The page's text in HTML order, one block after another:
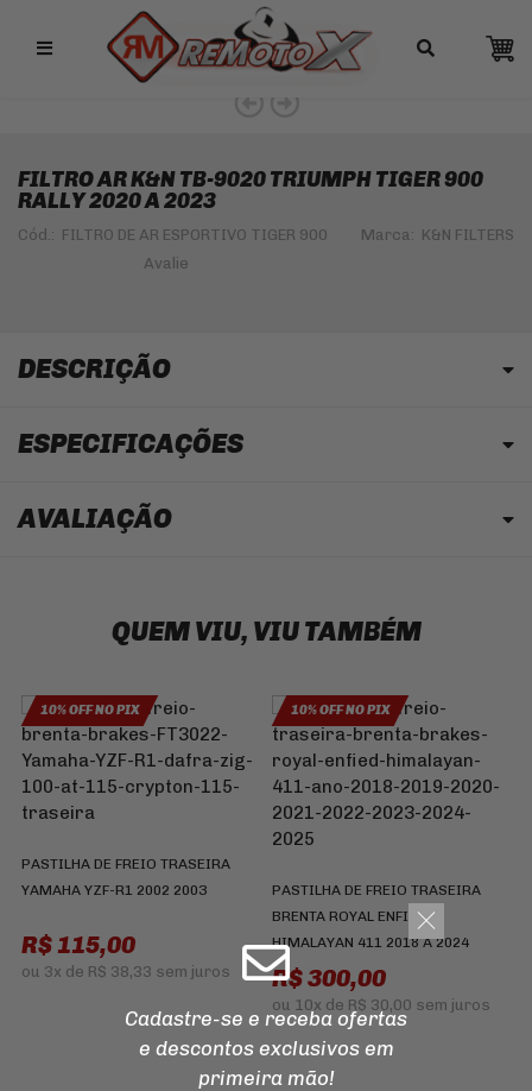
Remotox
FILTRO AR K&N TB-9020 TRIUMPH TIGER 900
RALLY 2020 A 2023
Cód.: FILTRO DE AR ESPORTIVO TIGER 900 Marca: K&N FILTERS
DESCRIÇÃO
ESPECIFICAÇÕES
AVALIAÇÃO
QUEM VIU, VIU TAMBÉM
10% OFF NO PIX
PASTILHA DE FREIO TRASEIRA
YAMAHA YZF-R1 2002 2003
R$ 115,00
ou 3x de R$ 38,33 sem juros
10% OFF NO PIX
PASTILHA DE FREIO TRASEIRA
BRENTA ROYAL ENFIELD
HIMALAYAN 411 2018 A 2024
R$ 300,00
ou 10x de R$ 30,00 sem juros
Cadastre-se e receba ofertas
e descontos exclusivos em
primeira mão!